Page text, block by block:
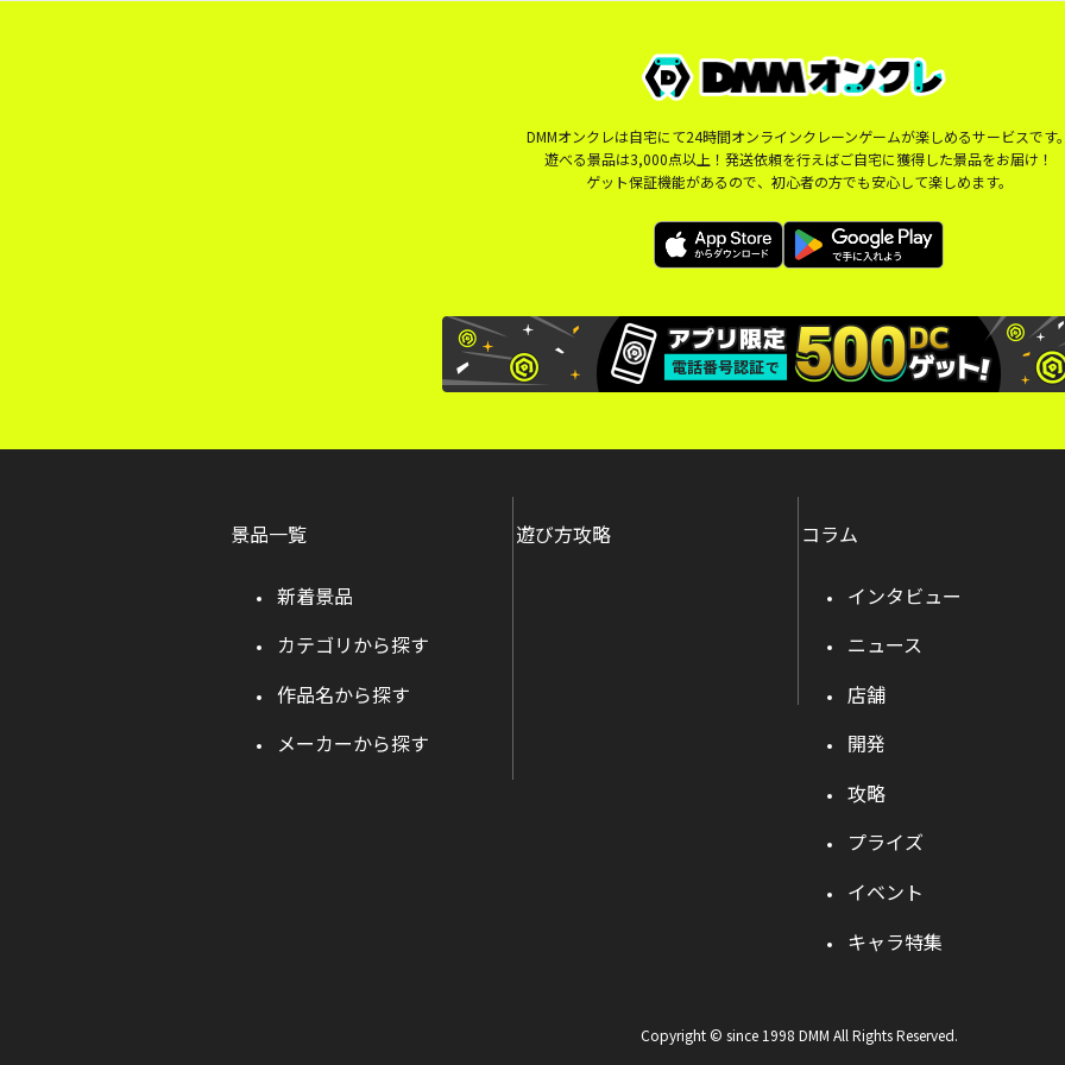
DMMオンクレは自宅にて24時間オンラインクレーンゲームが楽しめるサービスです
遊べる景品は3,000点以上！発送依頼を行えばご自宅に獲得した景品をお届け！
ゲット保証機能があるので、初心者の方でも安心して楽しめます。
景品一覧
新着景品
カテゴリから探す
作品名から探す
メーカーから探す
遊び方攻略 コラム
インタビュー
ニュース
店舗
開発
攻略
プライズ
イベント
キャラ特集
Copyright © since 1998 DMM All Rights Reserved.